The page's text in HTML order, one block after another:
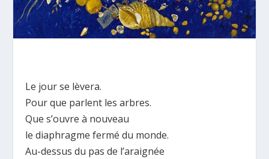
Le jour se lèvera.
Pour que parlent les arbres.
Que s’ouvre à nouveau
le diaphragme fermé du monde.
Au-dessus du pas de l’araignée